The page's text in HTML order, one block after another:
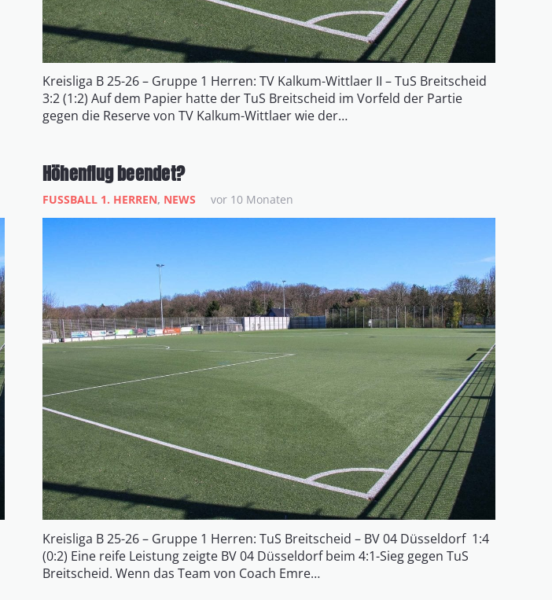
Kreisliga B 25-26 – Gruppe 1 Herren: TV Kalkum-Wittlaer II – TuS Breitscheid
3:2 (1:2) Auf dem Papier hatte der TuS Breitscheid im Vorfeld der Partie
gegen die Reserve von TV Kalkum-Wittlaer wie der…
Höhenflug beendet?
FUSSBALL 1. HERREN , NEWS vor 10 Monaten
Kreisliga B 25-26 – Gruppe 1 Herren: TuS Breitscheid – BV 04 Düsseldorf 1:4
(0:2) Eine reife Leistung zeigte BV 04 Düsseldorf beim 4:1-Sieg gegen TuS
Breitscheid. Wenn das Team von Coach Emre…